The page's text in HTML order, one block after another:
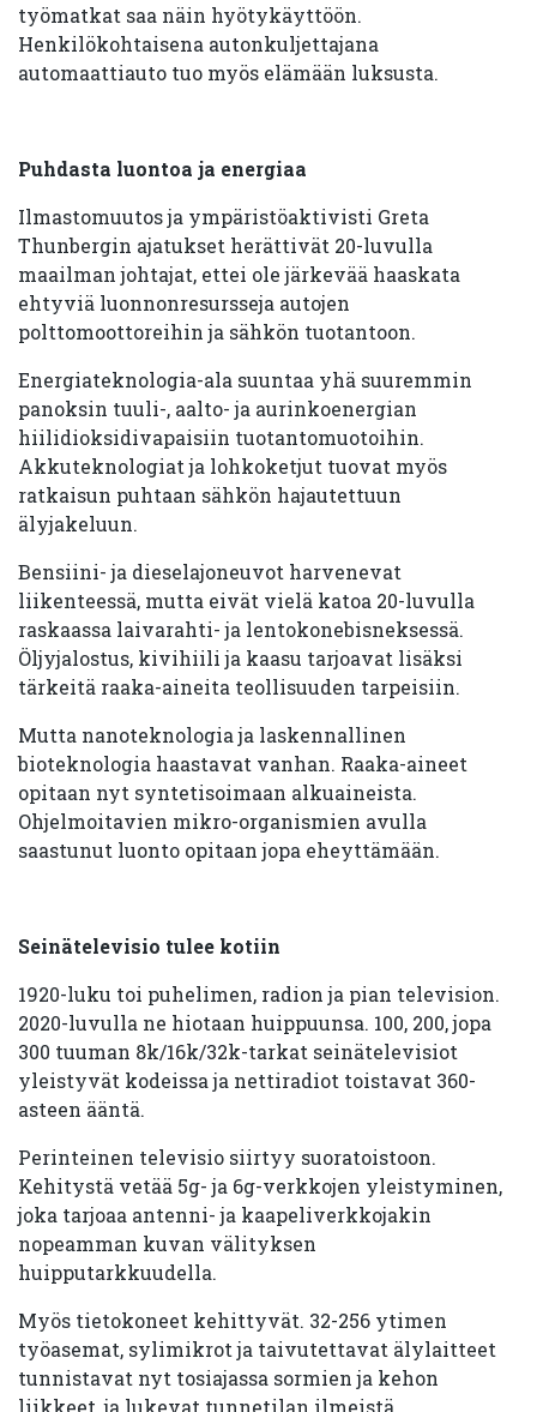
työmatkat saa näin hyötykäyttöön.
Henkilökohtaisena autonkuljettajana
automaattiauto tuo myös elämään luksusta.
Puhdasta luontoa ja energiaa
Ilmastomuutos ja ympäristöaktivisti Greta
Thunbergin ajatukset herättivät 20-luvulla
maailman johtajat, ettei ole järkevää haaskata
ehtyviä luonnonresursseja autojen
polttomoottoreihin ja sähkön tuotantoon.
Energiateknologia-ala suuntaa yhä suuremmin
panoksin tuuli-, aalto- ja aurinkoenergian
hiilidioksidivapaisiin tuotantomuotoihin.
Akkuteknologiat ja lohkoketjut tuovat myös
ratkaisun puhtaan sähkön hajautettuun
älyjakeluun.
Bensiini- ja dieselajoneuvot harvenevat
liikenteessä, mutta eivät vielä katoa 20-luvulla
raskaassa laivarahti- ja lentokonebisneksessä.
Öljyjalostus, kivihiili ja kaasu tarjoavat lisäksi
tärkeitä raaka-aineita teollisuuden tarpeisiin.
Mutta nanoteknologia ja laskennallinen
bioteknologia haastavat vanhan. Raaka-aineet
opitaan nyt syntetisoimaan alkuaineista.
Ohjelmoitavien mikro-organismien avulla
saastunut luonto opitaan jopa eheyttämään.
Seinätelevisio tulee kotiin
1920-luku toi puhelimen, radion ja pian television.
2020-luvulla ne hiotaan huippuunsa. 100, 200, jopa
300 tuuman 8k/16k/32k-tarkat seinätelevisiot
yleistyvät kodeissa ja nettiradiot toistavat 360-
asteen ääntä.
Perinteinen televisio siirtyy suoratoistoon.
Kehitystä vetää 5g- ja 6g-verkkojen yleistyminen,
joka tarjoaa antenni- ja kaapeliverkkojakin
nopeamman kuvan välityksen
huipputarkkuudella.
Myös tietokoneet kehittyvät. 32-256 ytimen
työasemat, sylimikrot ja taivutettavat älylaitteet
tunnistavat nyt tosiajassa sormien ja kehon
liikkeet, ja lukevat tunnetilan ilmeistä.